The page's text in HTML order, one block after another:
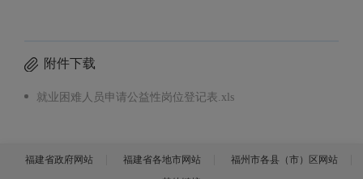
附件下载
就业困难人员申请公益性岗位登记表.xls
福建省政府网站 福建省各地市网站
福州市各县（市）区网站